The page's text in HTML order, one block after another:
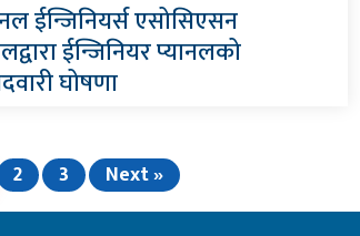
ईन्जिनियर्स एसोसिएसन
ईन्जिनियर प्यानलको
घोषणा
2 3 Next »